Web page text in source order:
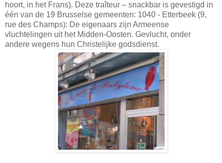
hoort, in het Frans). Deze traîteur – snackbar is gevestigd in
één van de 19 Brusselse gemeenten: 1040 - Etterbeek (9,
rue des Champs): De eigenaars zijn Armeense
vluchtelingen uit het Midden-Oosten. Gevlucht, onder
andere wegens hun Christelijke godsdienst.